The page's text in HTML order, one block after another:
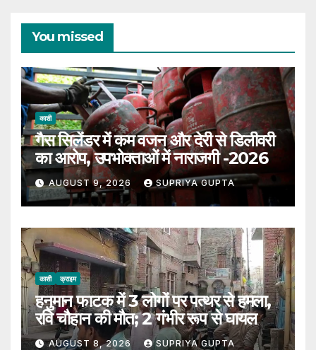
You missed
काशी
गैस सिलेंडर में कम वजन और देरी से डिलीवरी
का आरोप, उपभोक्ताओं में नाराजगी -2026
AUGUST 9, 2026 SUPRIYA GUPTA
काशी क्राइम
हनुमान फाटक में 3 लोगों पर पत्थर से हमला,
रवि चौहान की मौत; 2 गंभीर रूप से घायल
AUGUST 8, 2026 SUPRIYA GUPTA